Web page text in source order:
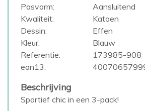
Pasvorm:
Aansluitend
Kwaliteit:
Katoen
Dessin:
Effen
Kleur:
Blauw
Referentie:
173985-908
ean13:
Beschrijving
Sportief chic in een 3-pack!